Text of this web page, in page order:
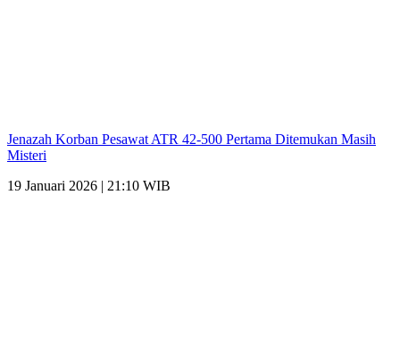
Jenazah Korban Pesawat ATR 42-500 Pertama Ditemukan Masih
Misteri
19 Januari 2026 | 21:10 WIB